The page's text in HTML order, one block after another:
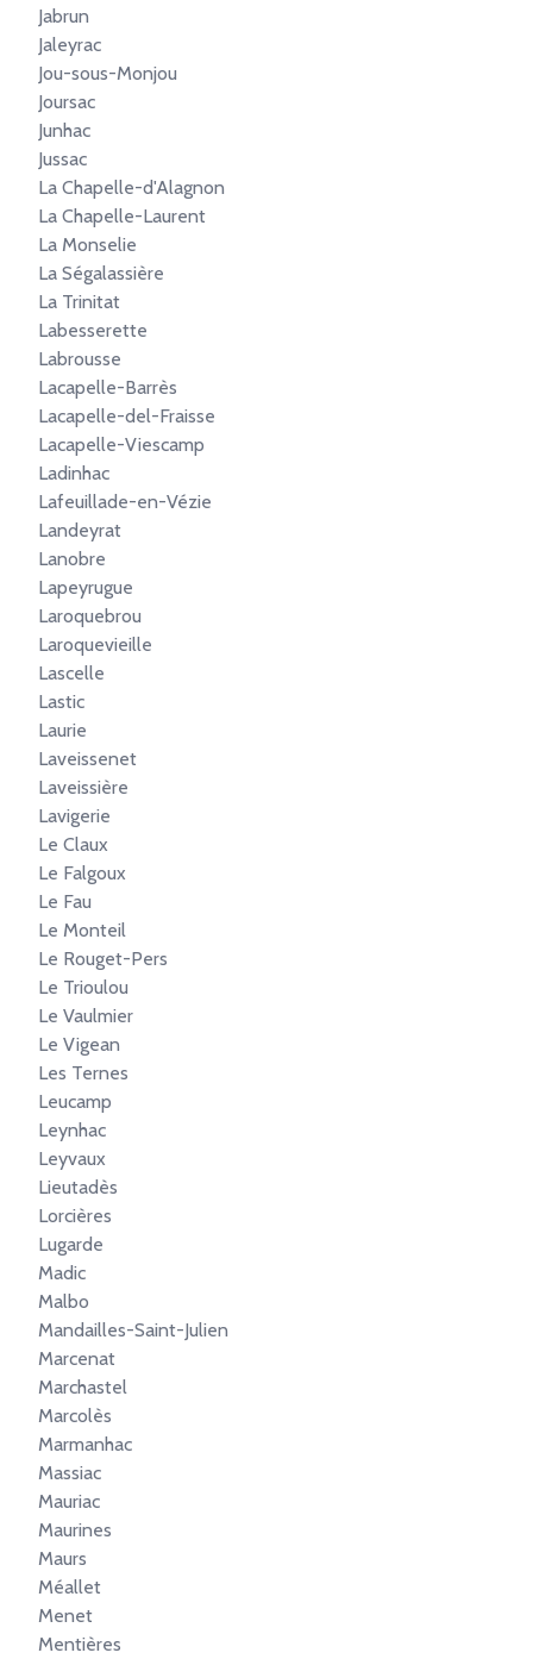
Jabrun
Jaleyrac
Jou-sous-Monjou
Joursac
Junhac
Jussac
La Chapelle-d'Alagnon
La Chapelle-Laurent
La Monselie
La Ségalassière
La Trinitat
Labesserette
Labrousse
Lacapelle-Barrès
Lacapelle-del-Fraisse
Lacapelle-Viescamp
Ladinhac
Lafeuillade-en-Vézie
Landeyrat
Lanobre
Lapeyrugue
Laroquebrou
Laroquevieille
Lascelle
Lastic
Laurie
Laveissenet
Laveissière
Lavigerie
Le Claux
Le Falgoux
Le Fau
Le Monteil
Le Rouget-Pers
Le Trioulou
Le Vaulmier
Le Vigean
Les Ternes
Leucamp
Leynhac
Leyvaux
Lieutadès
Lorcières
Lugarde
Madic
Malbo
Mandailles-Saint-Julien
Marcenat
Marchastel
Marcolès
Marmanhac
Massiac
Mauriac
Maurines
Maurs
Méallet
Menet
Mentières